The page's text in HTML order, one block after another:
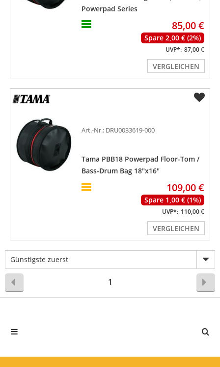
Powerpad Series
85,00 €
Spare 2,00 € (2%)
UVP*: 87,00 €
VERGLEICHEN
Art.-Nr.: DRU0033619-000
Tama PBB18 Powerpad Floor-Tom /
Bass-Drum Bag 18"x16"
109,00 €
Spare 1,00 € (1%)
UVP*: 110,00 €
VERGLEICHEN
Günstigste zuerst
1